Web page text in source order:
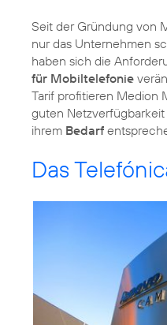
Seit der Gründung von
nur das Unternehmen
haben sich die
für Mobiltelefonie
Tarif profitieren Medion
guten
ihrem Bedarf
Das